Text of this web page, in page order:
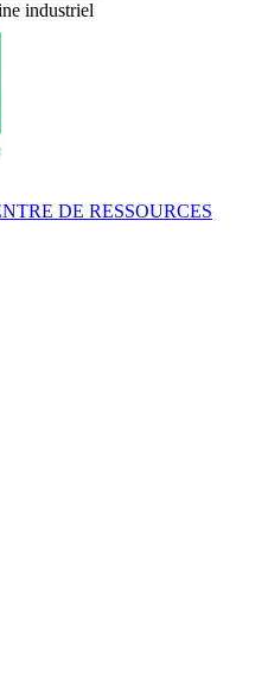
DE RESSOURCES